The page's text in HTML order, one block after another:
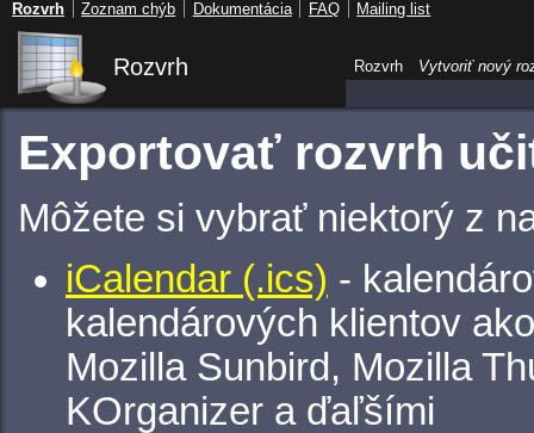
Rozvrh
Exportovať rozvrh
Môžete si vybrať niektorý z
iCalendar (.ics) -
kalendárových klientov
Mozilla Sunbird, Mozilla
KOrganizer a ďaľšími
Rozvrh Vytvoriť nový
Rozvrh Zoznam chýb Dokumentácia FAQ Mailing list